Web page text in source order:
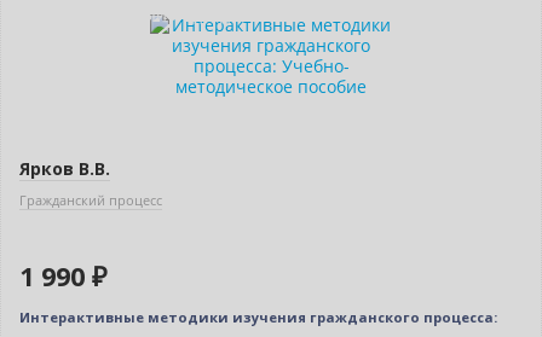
Индивидуальный подход
Ярков В.В.
Гражданский процесс
1 990 ₽
Интерактивные методики изучения гражданского процесса: